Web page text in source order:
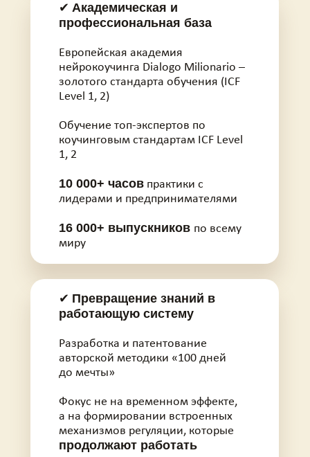
✔ Превращение знаний в
работающую систему
Разработка и патентование
авторской методики «100 дней
до мечты»
Фокус не на временном эффекте,
а на формировании встроенных
механизмов регуляции, которые
продолжают работать
✔ Академическая и
профессиональная база
Европейская академия
нейрокоучинга Dialogo Milionario –
золотого стандарта обучения (ICF
Level 1, 2)
Обучение топ-экспертов по
коучинговым стандартам ICF Level
1, 2
10 000+ часов практики с
лидерами и предпринимателями
16 000+ выпускников по всему
миру